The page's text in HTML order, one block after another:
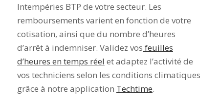
Intempéries BTP de votre secteur. Les
remboursements varient en fonction de votre
cotisation, ainsi que du nombre d’heures
d’arrêt à indemniser. Validez vos feuilles
d’heures en temps réel et adaptez l’activité de
vos techniciens selon les conditions climatiques
grâce à notre application Techtime.